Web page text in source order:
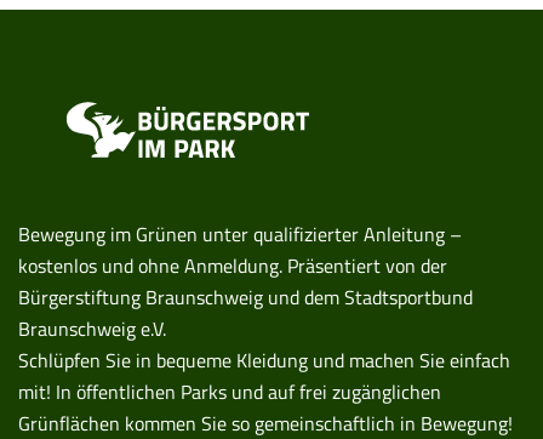
Bewegung im Grünen unter qualifizierter Anleitung –
kostenlos und ohne Anmeldung. Präsentiert von der
Bürgerstiftung Braunschweig und dem Stadtsportbund
Braunschweig e.V.
Schlüpfen Sie in bequeme Kleidung und machen Sie einfach
mit! In öffentlichen Parks und auf frei zugänglichen
Grünflächen kommen Sie so gemeinschaftlich in Bewegung!